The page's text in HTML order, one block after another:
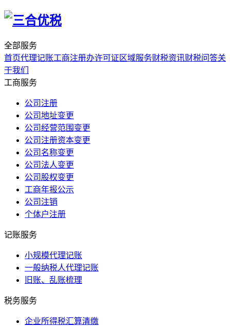
全部服务
首页代理记账工商注册办许可证 区域服务财税资讯财税问答关
于我们
工商服务
公司注册
公司地址变更
公司经营范围变更
公司注册资本变更
公司名称变更
公司法人变更
公司股权变更
工商年报公示
公司注销
个体户注册
记账服务
小规模代理记账
一般纳税人代理记账
旧账、乱账梳理
税务服务
企业所得税汇算清缴